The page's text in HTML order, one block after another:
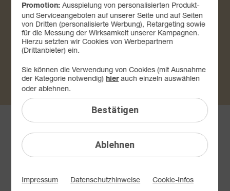
144
€
sparen
3
x
GB
gratis
25 GB
14,99€
899
€ mtl.
0,– €Bereitstellungspreis
24 Monate TIPP
Promotion: Ausspielung von personalisierten Produkt-
und Serviceangeboten auf unserer Seite und auf Seiten
von Dritten (personalisierte Werbung), Retargeting sowie
für die Messung der Wirksamkeit unserer Kampagnen.
Hierzu setzten wir Cookies von Werbepartnern
(Drittanbieter) ein.
Ablehnen
Sie können die Verwendung von Cookies (mit Ausnahme
der Kategorie notwendig)hierauch einzeln auswählen
oder ablehnen.
Bestätigen
Impressum Datenschutzhinweise Cookie-Infos